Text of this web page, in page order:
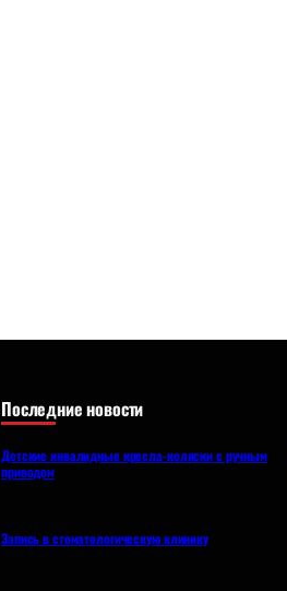
Последние новости
Детские инвалидные кресла-коляски с ручным
приводом
Запись в стоматологическую клинику